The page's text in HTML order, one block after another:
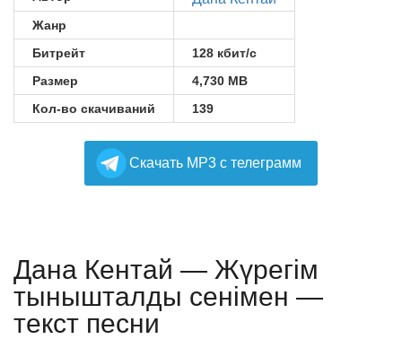
Жанр
Битрейт
128 кбит/с
Размер
4,730 MB
Кол-во скачиваний
139
Cкачать MP3 с телеграмм
Дана Кентай — Жүрегім
тынышталды сенімен —
текст песни